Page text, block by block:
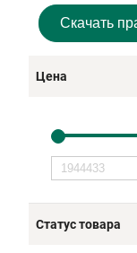
Скачать
Цена
Статус товара